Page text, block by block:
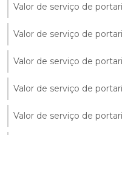
Valor de serviço de
Valor de serviço de
Valor de serviço de
Valor de serviço de
Valor de serviço de